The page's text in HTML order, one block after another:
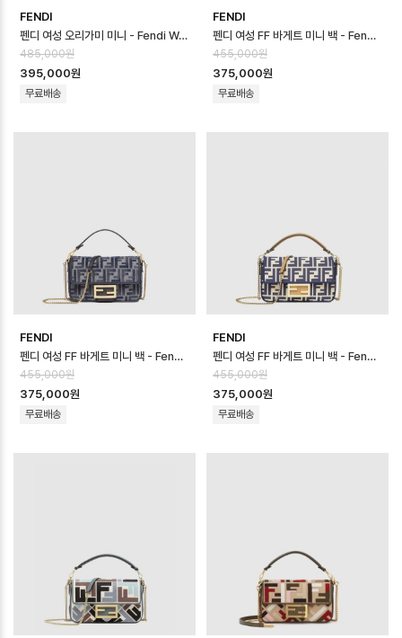
FENDI
펜디 여성 오리가미 미니 - Fendi Womens Origami Mini - feb170…
485,000원
395,000원
무료배송
FENDI
펜디 여성 FF 바게트 미니 백 - Fendi Womens FF Baguette Mini …
455,000원
375,000원
무료배송
FENDI
펜디 여성 FF 바게트 미니 백 - Fendi Womens FF Baguette Mini …
455,000원
375,000원
무료배송
FENDI
펜디 여성 FF 바게트 미니 백 - Fendi Womens FF Baguette Mini …
455,000원
375,000원
무료배송